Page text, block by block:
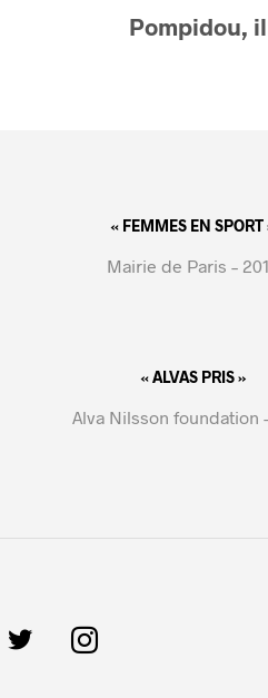
Pompidou,
« FEMMES EN SPORT
Mairie de Paris –
« ALVAS PRIS »
Alva Nilsson foundation